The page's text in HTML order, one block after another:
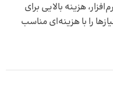
هزینه بالایی برای
را با هزینه‌ای مناسب